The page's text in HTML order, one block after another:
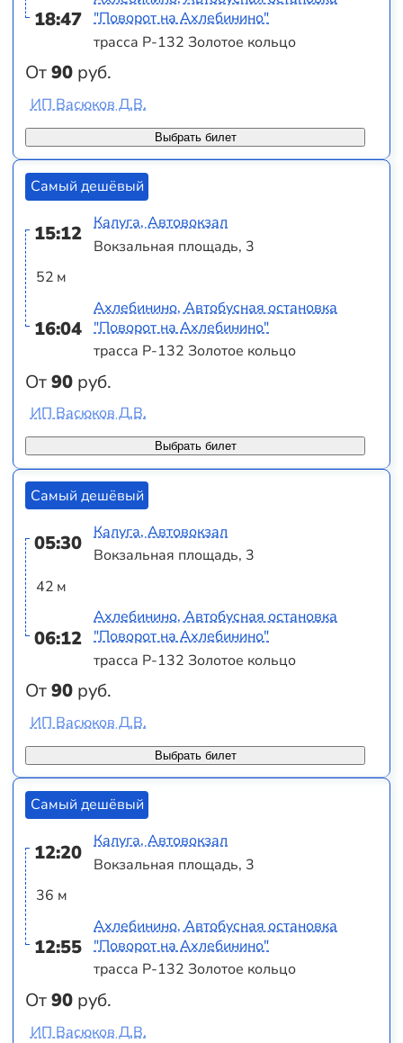
18:47
От90 руб.
"Поворот на Ахлебинино"
трасса Р-132 Золотое кольцо
Выбрать билет
ИП Васюков Д.В.
Самый дешёвый
15:12
52 м
16:04
От90 руб.
Калуга, Автовокзал
Вокзальная площадь, 3
Ахлебинино, Автобусная остановка
"Поворот на Ахлебинино"
трасса Р-132 Золотое кольцо
Выбрать билет
ИП Васюков Д.В.
Самый дешёвый
05:30
42 м
06:12
От90 руб.
Калуга, Автовокзал
Вокзальная площадь, 3
Ахлебинино, Автобусная остановка
"Поворот на Ахлебинино"
трасса Р-132 Золотое кольцо
Выбрать билет
ИП Васюков Д.В.
Самый дешёвый
12:20
36 м
12:55
От90 руб.
Калуга, Автовокзал
Вокзальная площадь, 3
Ахлебинино, Автобусная остановка
"Поворот на Ахлебинино"
трасса Р-132 Золотое кольцо
ИП Васюков Д.В.